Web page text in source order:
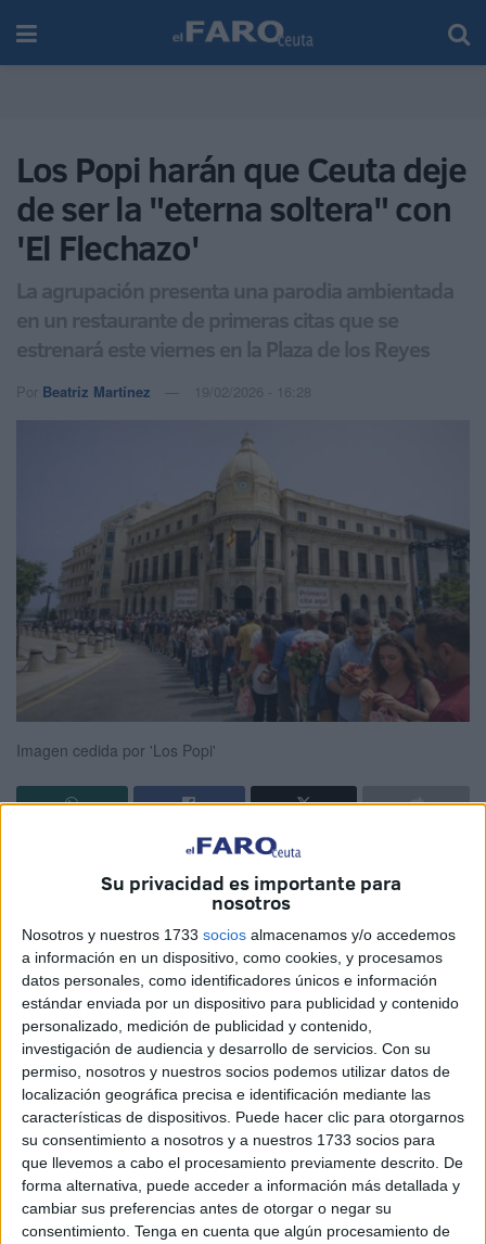
Su privacidad es importante para
nosotros
Nosotros y nuestros 1733 socios almacenamos y/o accedemos
a información en un dispositivo, como cookies, y procesamos
datos personales, como identificadores únicos e información
estándar enviada por un dispositivo para publicidad y contenido
personalizado, medición de publicidad y contenido,
investigación de audiencia y desarrollo de servicios. Con su
permiso, nosotros y nuestros socios podemos utilizar datos de
localización geográfica precisa e identificación mediante las
características de dispositivos. Puede hacer clic para otorgarnos
su consentimiento a nosotros y a nuestros 1733 socios para
que llevemos a cabo el procesamiento previamente descrito. De
forma alternativa, puede acceder a información más detallada y
cambiar sus preferencias antes de otorgar o negar su
consentimiento. Tenga en cuenta que algún procesamiento de
Los Popi harán que Ceuta deje
de ser la "eterna soltera" con
'El Flechazo'
La agrupación presenta una parodia ambientada
en un restaurante de primeras citas que se
estrenará este viernes en la Plaza de los Reyes
Por Beatriz Martínez 19/02/2026 - 16:28
Imagen cedida por 'Los Popi'
una de las asociaciones con más años en el
mundo delcarnavalde Ceuta ,no podían faltar a su cita
y, de nuevo, han montado un gran espectáculo
que llenará las calles del centro de la ciudad este viernes,
20 de febrero.
LaAsociación Cultural Los Popivolverá a sorprender
este fin de semana con una propuesta cargada de humor,
ingenio y actualidad. Bajo el sugerente lema 'Ceuta dejará
de ser la eterna soltera', presentarán un nuevo disfraz y
sobre todo, una nueva parodia este viernes, día 20, y el
sábado, 21 de febrero.
Una puesta en escena que promete no dejar indiferente a
nadie. Este año, la agrupación quiere recrear el estreno de